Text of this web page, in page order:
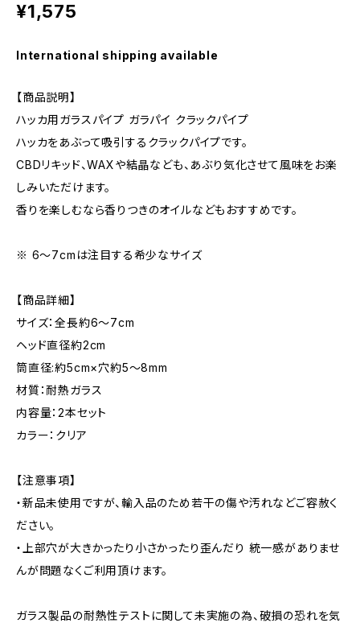
¥1,575
International shipping available
【商品説明】
ハッカ用ガラスパイプ ガラパイ クラックパイプ
ハッカをあぶって吸引するクラックパイプです。
CBDリキッド、WAXや結晶なども、あぶり気化させて風味をお楽
しみいただけます。
香りを楽しむなら香りつきのオイルなどもおすすめです。
※ 6〜7cmは注目する希少なサイズ
【商品詳細】
サイズ：全長約6〜7cm
ヘッド直径約2cm
筒直径:約5cm×穴約5〜8mm
材質：耐熱ガラス
内容量：2本セット
カラー：クリア
【注意事項】
・新品未使用ですが、輸入品のため若干の傷や汚れなどご容赦く
ださい。
・上部穴が大きかったり小さかったり歪んだり 統一感がありませ
んが問題なくご利用頂けます。
ガラス製品の耐熱性テストに関して未実施の為、破損の恐れを気